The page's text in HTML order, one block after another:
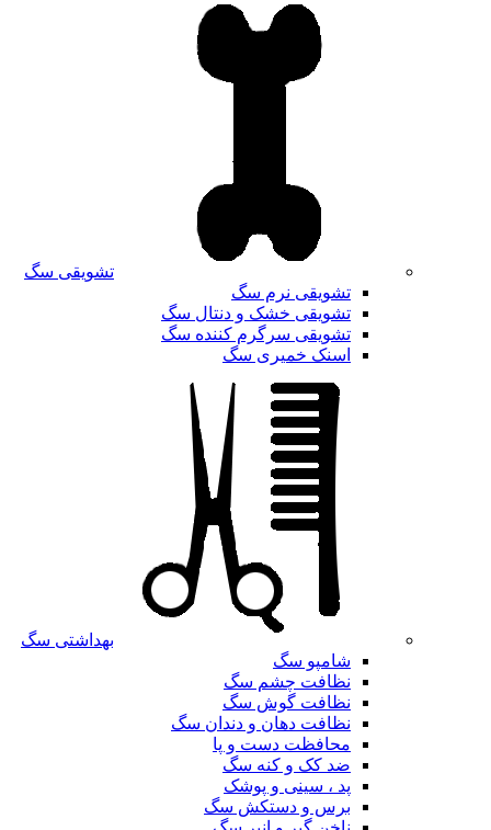
تشویقی سگ
تشویقی نرم سگ
تشویقی خشک و دنتال سگ
تشویقی سرگرم کننده سگ
اسنک خمیری سگ
بهداشتی سگ
شامپو سگ
نظافت چشم سگ
نظافت گوش سگ
نظافت دهان و دندان سگ
محافظت دست و پا
ضد کک و کنه سگ
پد ، سینی و پوشک
برس و دستکش سگ